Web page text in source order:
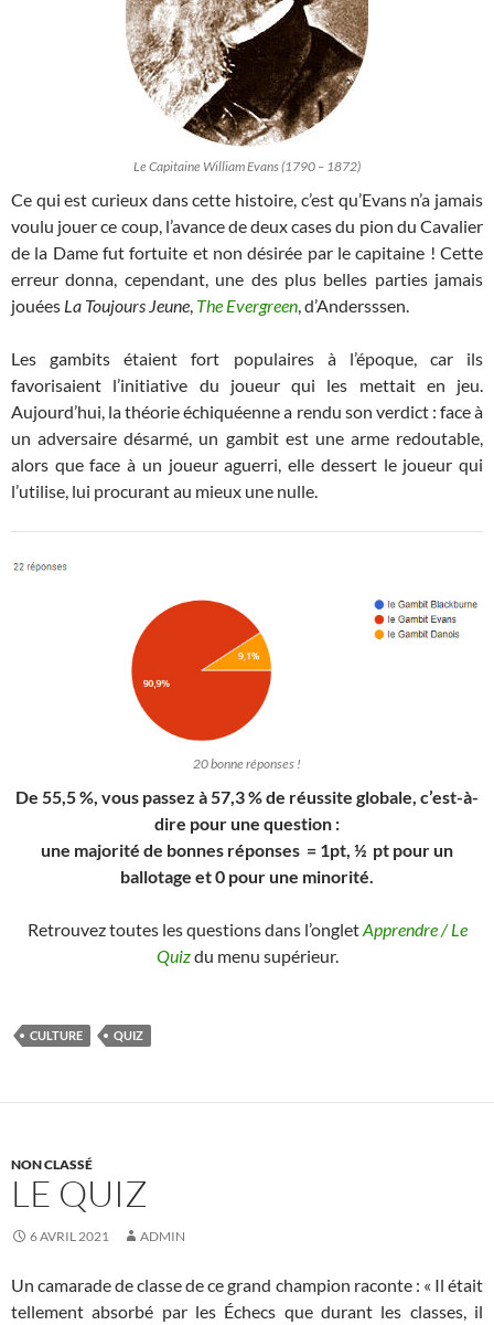
Le Capitaine William Evans (1790 – 1872)
Ce qui est curieux dans cette histoire, c’est qu’Evans n’a jamais
voulu jouer ce coup, l’avance de deux cases du pion du Cavalier
de la Dame fut fortuite et non désirée par le capitaine ! Cette
erreur donna, cependant, une des plus belles parties jamais
jouées La Toujours Jeune, The Evergreen, d’Andersssen.
Les gambits étaient fort populaires à l’époque, car ils
favorisaient l’initiative du joueur qui les mettait en jeu.
Aujourd’hui, la théorie échiquéenne a rendu son verdict : face à
un adversaire désarmé, un gambit est une arme redoutable,
alors que face à un joueur aguerri, elle dessert le joueur qui
l’utilise, lui procurant au mieux une nulle.
20 bonne réponses !
De 55,5 %, vous passez à 57,3 % de réussite globale, c’est-à-
dire pour une question :
une majorité de bonnes réponses = 1pt, ½ pt pour un
ballotage et 0 pour une minorité.
Retrouvez toutes les questions dans l’ongletApprendre / Le
Quizdu menu supérieur.
CULTURE QUIZ
NON CLASSÉ
LE QUIZ
6 AVRIL 2021 ADMIN
Un camarade de classe de ce grand champion raconte : « Il était
tellement absorbé par les Échecs que durant les classes, il